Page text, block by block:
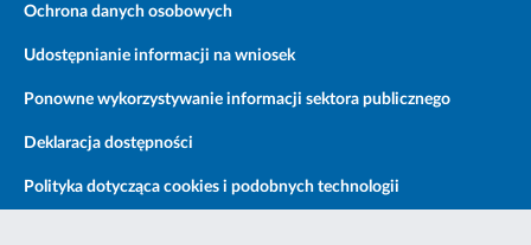
Ochrona danych osobowych
Udostępnianie informacji na wniosek
Ponowne wykorzystywanie informacji sektora publicznego
Deklaracja dostępności
Polityka dotycząca cookies i podobnych technologii